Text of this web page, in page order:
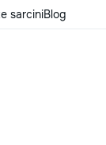
sarciniBlog